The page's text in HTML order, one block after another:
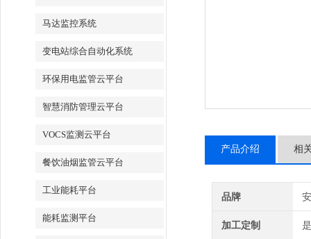
马达监控系统
变电站综合自动化系统
环保用电监管云平台
智慧消防管理云平台
VOCS监测云平台
餐饮油烟监管云平台
工业能耗平台
能耗监测平台
产品介绍 相
品牌
加工定制 是